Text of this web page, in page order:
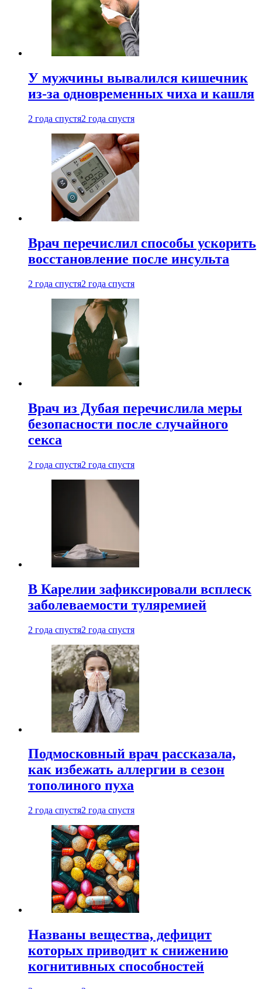
У мужчины вывалился кишечник
из-за одновременных чиха и кашля
2 года спустя2 года спустя
Врач перечислил способы ускорить
восстановление после инсульта
2 года спустя2 года спустя
Врач из Дубая перечислила меры
безопасности после случайного
секса
2 года спустя2 года спустя
В Карелии зафиксировали всплеск
заболеваемости туляремией
2 года спустя2 года спустя
Подмосковный врач рассказала,
как избежать аллергии в сезон
тополиного пуха
2 года спустя2 года спустя
Названы вещества, дефицит
которых приводит к снижению
когнитивных способностей